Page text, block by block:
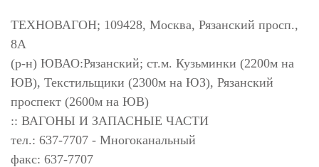
ТЕХНОВАГОН; 109428, Москва, Рязанский просп.,
8А
(р-н) ЮВАО:Рязанский; ст.м. Кузьминки (2200м на
ЮВ), Текстильщики (2300м на ЮЗ), Рязанский
проспект (2600м на ЮВ)
:: ВАГОНЫ И ЗАПАСНЫЕ ЧАСТИ
тел.: 637-7707 - Многоканальный
факс: 637-7707